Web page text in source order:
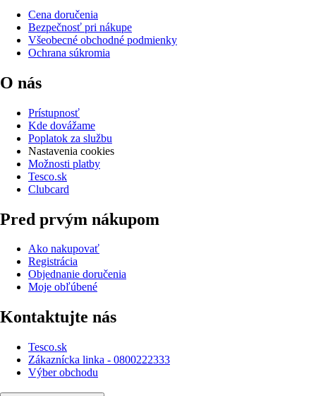
Cena doručenia
Bezpečnosť pri nákupe
Všeobecné obchodné podmienky
Ochrana súkromia
O nás
Prístupnosť
Kde dovážame
Poplatok za službu
Nastavenia cookies
Možnosti platby
Tesco.sk
Clubcard
Pred prvým nákupom
Ako nakupovať
Registrácia
Objednanie doručenia
Moje obľúbené
Kontaktujte nás
Tesco.sk
Zákaznícka linka - 0800222333
Výber obchodu